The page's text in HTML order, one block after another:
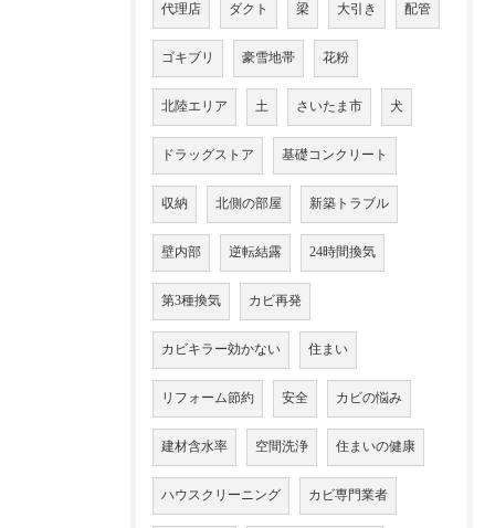
代理店 ダクト 梁 大引き 配管
ゴキブリ 豪雪地帯 花粉
北陸エリア 土 さいたま市 犬
ドラッグストア 基礎コンクリート
収納 北側の部屋 新築トラブル
壁内部 逆転結露 24時間換気
第3種換気 カビ再発
カビキラー効かない 住まい
リフォーム節約 安全 カビの悩み
建材含水率 空間洗浄 住まいの健康
ハウスクリーニング カビ専門業者